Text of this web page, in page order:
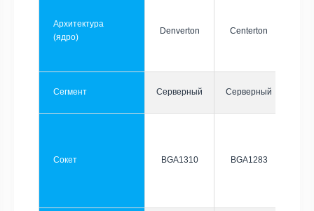
Архитектура
(ядро)
Denverton Centerton
Сегмент Серверный Серверный
Сокет BGA1310 BGA1283